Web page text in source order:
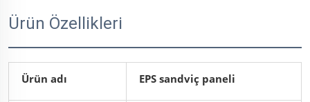
Ürün Özellikleri
Ürün adı EPS sandviç paneli